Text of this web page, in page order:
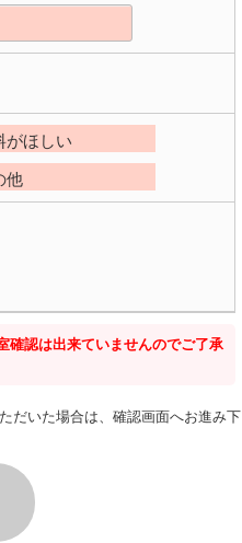
がほしい
他
確認は出来ていませんのでご了承
だいた場合は、確認画面へお進み下